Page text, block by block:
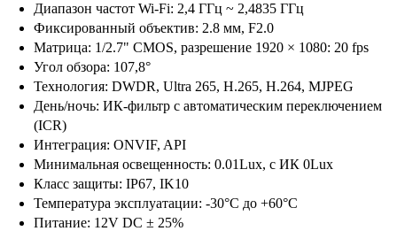
Диапазон частот Wi-Fi: 2,4 ГГц ~ 2,4835 ГГц
Фиксированный объектив: 2.8 мм, F2.0
Матрица: 1/2.7" CMOS, разрешение 1920 × 1080: 20 fps
Угол обзора: 107,8°
Технология: DWDR, Ultra 265, H.265, H.264, MJPEG
День/ночь: ИК-фильтр с автоматическим переключением
(ICR)
Интеграция: ONVIF, API
Минимальная освещенность: 0.01Lux, c ИК 0Lux
Класс защиты: IP67, IK10
Температура эксплуатации: -30°C до +60°C
Питание: 12V DC ± 25%